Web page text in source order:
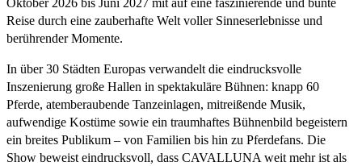
Reise durch eine zauberhafte Welt voller Sinneserlebnisse und
berührender Momente.
In über 30 Städten Europas verwandelt die eindrucksvolle
Inszenierung große Hallen in spektakuläre Bühnen: knapp 60
Pferde, atemberaubende Tanzeinlagen, mitreißende Musik,
aufwendige Kostüme sowie ein traumhaftes Bühnenbild begeistern
ein breites Publikum – von Familien bis hin zu Pferdefans. Die
Show beweist eindrucksvoll, dass CAVALLUNA weit mehr ist als